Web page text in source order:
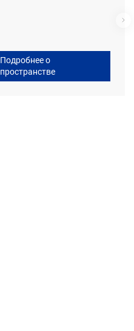
Подробнее о
пространстве